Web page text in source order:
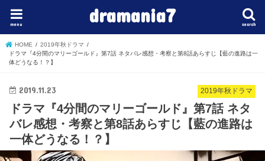
dramania7 search
menu
HOME
2019年秋ドラマ
ドラマ『4分間のマリーゴールド』第7話 ネタバレ感想・考察と第8話あらすじ【藍の進路は一
体どうなる！？】
2019年秋ドラマ
2019.11.23
ドラマ『4分間のマリーゴールド』第7話 ネタ
バレ感想・考察と第8話あらすじ【藍の進路は
一体どうなる！？】